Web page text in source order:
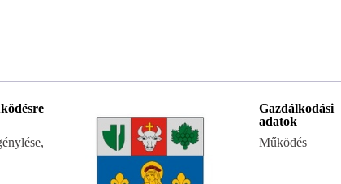
Gazdálkodási
adatok
Működés